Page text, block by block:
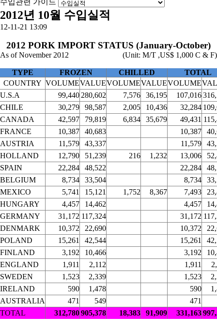
수입관련 가이드
2012년 10월 수입실적
12-11-21 13:09
2012 PORK IMPORT STATUS (January-October)
As of November 2012 (Unit: M/T ,US$ 1,000 C & F)
TYPE FROZEN CHILLED
TOTAL
COUNTRY VOLUMEVALUEVOLUMEVALUEVOLUME
U.S.A
99,440 280,602 7,576 36,195 107,016
CHILE
30,279 98,587 2,005 10,436 32,284
CANADA
42,597 79,819 6,834 35,679 49,431
FRANCE
10,387 40,683 10,387
AUSTRIA
11,579 43,337 11,579
HOLLAND
12,790 51,239 216 1,232 13,006
SPAIN
22,284 48,522 22,284
BELGIUM
8,734 33,504 8,734
MEXICO
5,741 15,121 1,752 8,367 7,493
HUNGARY
4,457 14,462 4,457
GERMANY
31,172 117,324 31,172
DENMARK
10,372 22,690 10,372
POLAND
15,261 42,544 15,261
FINLAND
3,192 10,466 3,192
ENGLAND
1,911 2,112 1,911
SWEDEN
1,523 2,339 1,523
IRELAND
590 1,478 590
AUSTRALIA
471 549 471
TOTAL
312,780905,378 18,383 91,909 331,163